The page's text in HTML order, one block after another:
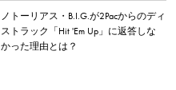
ノトーリアス・B.I.G.が2Pacからのディ
ストラック「Hit 'Em Up」に返答しな
かった理由とは？